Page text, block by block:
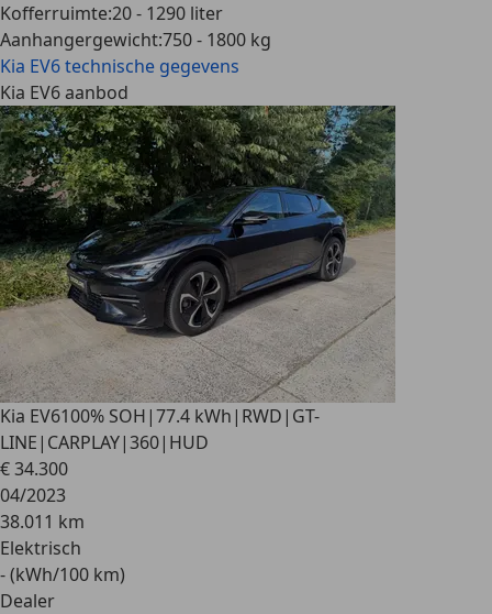
Kofferruimte:20 - 1290 liter
Aanhangergewicht:750 - 1800 kg
Kia EV6technische gegevens
Kia EV6 aanbod
Kia EV6100% SOH|77.4 kWh|RWD|GT-
LINE|CARPLAY|360|HUD
€ 34.300
04/2023
38.011 km
Elektrisch
- (kWh/100 km)
Dealer